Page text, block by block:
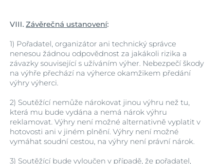
VIII. Závěrečná ustanovení:
1) Pořadatel, organizátor ani technický správce
nenesou žádnou odpovědnost za jakákoli rizika a
závazky související s užíváním výher. Nebezpečí škody
na výhře přechází na výherce okamžikem předání
výhry výherci.
2) Soutěžící nemůže nárokovat jinou výhru než tu,
která mu bude vydána a nemá nárok výhru
reklamovat. Výhry není možné alternativně vyplatit v
hotovosti ani v jiném plnění. Výhry není možné
vymáhat soudní cestou, na výhry není právní nárok.
3) Soutěžící bude vyloučen v případě, že pořadatel,